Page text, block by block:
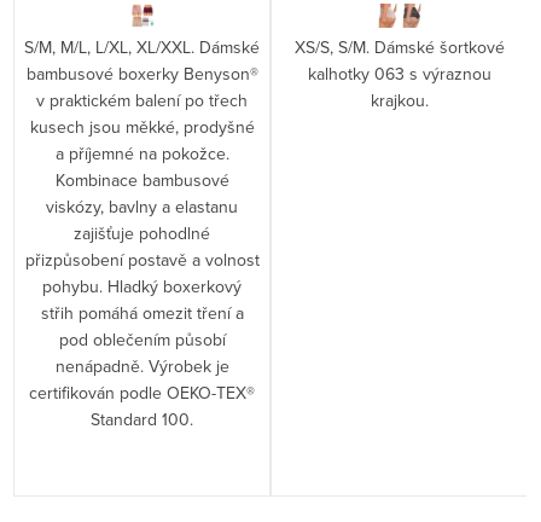
S/M, M/L, L/XL, XL/XXL. Dámské
bambusové boxerky Benyson®
v praktickém balení po třech
kusech jsou měkké, prodyšné
a příjemné na pokožce.
Kombinace bambusové
viskózy, bavlny a elastanu
zajišťuje pohodlné
přizpůsobení postavě a volnost
pohybu. Hladký boxerkový
střih pomáhá omezit tření a
pod oblečením působí
nenápadně. Výrobek je
certifikován podle OEKO-TEX®
Standard 100.
XS/S, S/M. Dámské šortkové
kalhotky 063 s výraznou
krajkou.